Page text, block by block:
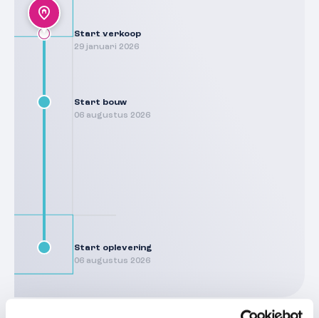
Start verkoop
29 januari 2026
Start bouw
06 augustus 2026
Start oplevering
06 augustus 2026